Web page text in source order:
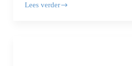
Lees verder
Scios